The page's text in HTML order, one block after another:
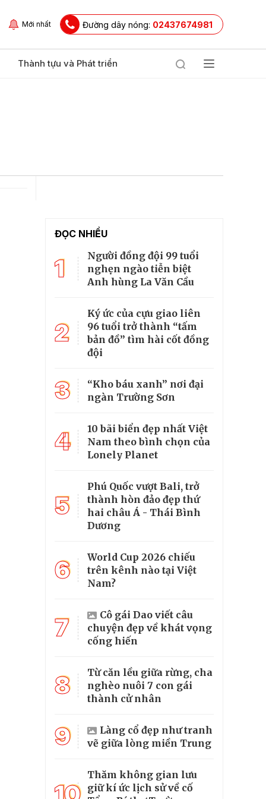
Mới nhất Đường dây nóng: 02437674981
Thành tựu và Phát triển
ĐỌC NHIỀU
1
Người đồng đội 99 tuổi
nghẹn ngào tiễn biệt
Anh hùng La Văn Cầu
2
Ký ức của cựu giao liên
96 tuổi trở thành “tấm
bản đồ” tìm hài cốt đồng
đội
3
“Kho báu xanh” nơi đại
ngàn Trường Sơn
4
10 bãi biển đẹp nhất Việt
Nam theo bình chọn của
Lonely Planet
5
Phú Quốc vượt Bali, trở
thành hòn đảo đẹp thứ
hai châu Á - Thái Bình
Dương
6
World Cup 2026 chiếu
trên kênh nào tại Việt
Nam?
7
Cô gái Dao viết câu
chuyện đẹp về khát vọng
cống hiến
8
Từ căn lều giữa rừng, cha
nghèo nuôi 7 con gái
thành cử nhân
9
Làng cổ đẹp như tranh
vẽ giữa lòng miền Trung
Thăm không gian lưu
giữ kí ức lịch sử về cố